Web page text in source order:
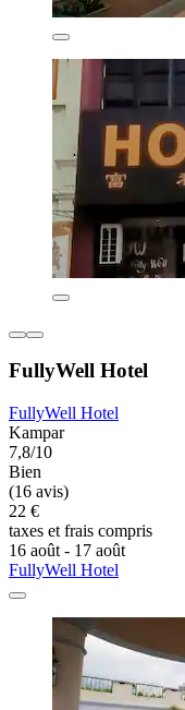
FullyWell Hotel
FullyWell Hotel
Kampar
7,8/10
Bien
(16 avis)
22 €
taxes et frais compris
16 août - 17 août
FullyWell Hotel